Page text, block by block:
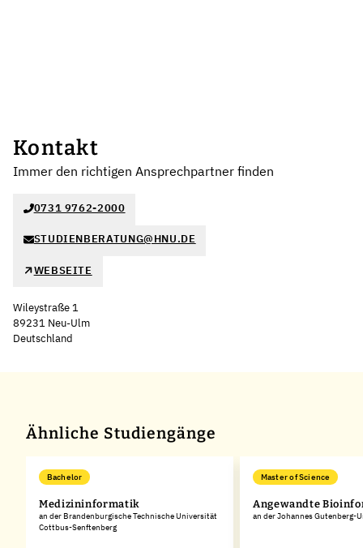
Kontakt
Immer den richtigen Ansprechpartner finden
0731 9762-2000
STUDIENBERATUNG@HNU.DE
WEBSEITE
Wileystraße 1
89231 Neu-Ulm
Deutschland
Ähnliche Studiengänge
Bachelor
Medizininformatik
an der Brandenburgische Technische Universität
Cottbus-Senftenberg
Master of Science
Angewandte
an der Johannes Gutenberg-